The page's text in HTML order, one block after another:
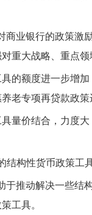
商业银行的政策激
重大战略、重点
的额度进一步增
老专项再贷款政
量价结合，力度
结构性货币政策工
于推动解决一些结
工具。